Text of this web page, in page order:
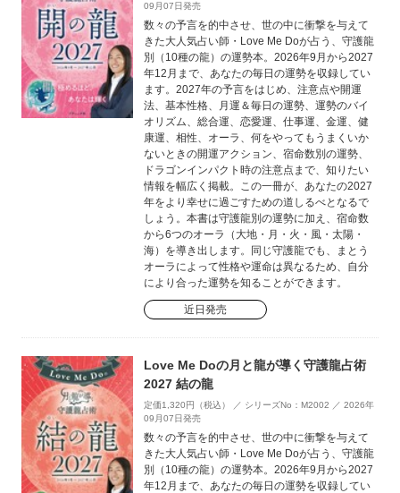
09月07日発売
数々の予言を的中させ、世の中に衝撃を与えて
きた大人気占い師・Love Me Doが占う、守護龍
別（10種の龍）の運勢本。2026年9月から2027
年12月まで、あなたの毎日の運勢を収録してい
ます。2027年の予言をはじめ、注意点や開運
法、基本性格、月運＆毎日の運勢、運勢のバイ
オリズム、総合運、恋愛運、仕事運、金運、健
康運、相性、オーラ、何をやってもうまくいか
ないときの開運アクション、宿命数別の運勢、
ドラゴンインパクト時の注意点まで、知りたい
情報を幅広く掲載。この一冊が、あなたの2027
年をより幸せに過ごすための道しるべとなるで
しょう。本書は守護龍別の運勢に加え、宿命数
から6つのオーラ（大地・月・火・風・太陽・
海）を導き出します。同じ守護龍でも、まとう
オーラによって性格や運命は異なるため、自分
により合った運勢を知ることができます。
近日発売
Love Me Doの月と龍が導く守護龍占術
2027 結の龍
定価1,320円（税込） ／ シリーズNo：M2002 ／ 2026年
09月07日発売
数々の予言を的中させ、世の中に衝撃を与えて
きた大人気占い師・Love Me Doが占う、守護龍
別（10種の龍）の運勢本。2026年9月から2027
年12月まで、あなたの毎日の運勢を収録してい